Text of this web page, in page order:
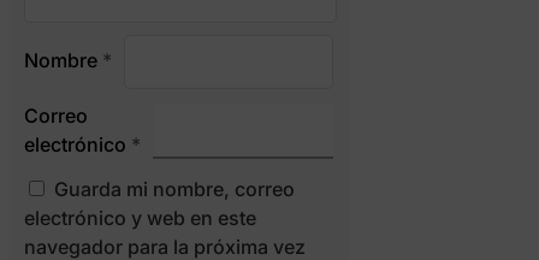
Nombre *
Correo
electrónico *
Guarda mi nombre, correo
electrónico y web en este
navegador para la próxima vez